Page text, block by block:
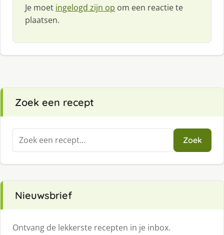
Je moet ingelogd zijn op om een reactie te
plaatsen.
Zoek een recept
Zoeken
naar:
Zoek
Nieuwsbrief
Ontvang de lekkerste recepten in je inbox.